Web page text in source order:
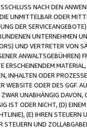
NACH DEN
UNMITTELBAR ODER
DER
UNTERNEHMEN
UND VERTRETER VON
ERSCHEINENDEM
INHALTEN ODER
WEBSITE ODER DES GGF.
UNABHÄNGIG
IST ODER NICHT, (D)
(E) IHREN
STEUERN UND